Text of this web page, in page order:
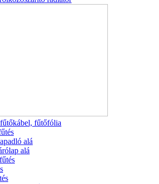
fűtőfólia
alá
alá